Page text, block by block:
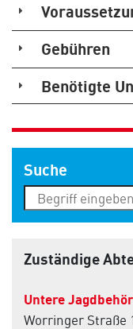
Gebühren
Benötigte
Suche
Zuständige
Untere
Worringer Straße